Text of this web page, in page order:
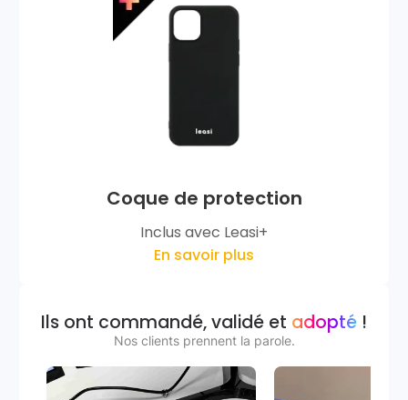
Coque de protection
Inclus avec Leasi+
En savoir plus
Ils ont commandé, validé et adopté !
Nos clients prennent la parole.